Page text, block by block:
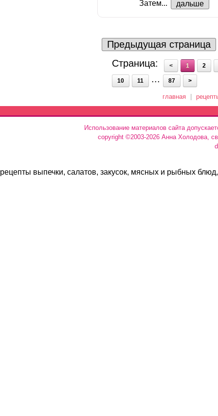
Затем...
дальше
Предыдущая страница
Страница:
< 1 2
10 11 ... 87 >
главная
Использование материалов сайта
copyright ©2003-2026 Анна Холодова,
рецепты выпечки, салатов, закусок, мясных и рыбных